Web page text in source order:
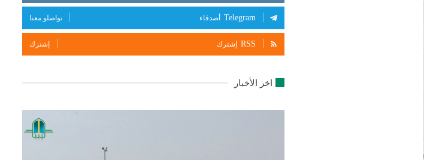
Telegram أصدقاء تواصلو معنا
RSS إشترك إشترك
اخر الأخبار